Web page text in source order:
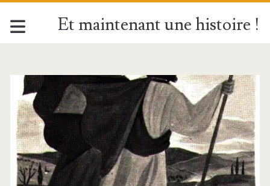
Et maintenant une histoire !
Étiquette :
<span>Saint
Barnabé</span>